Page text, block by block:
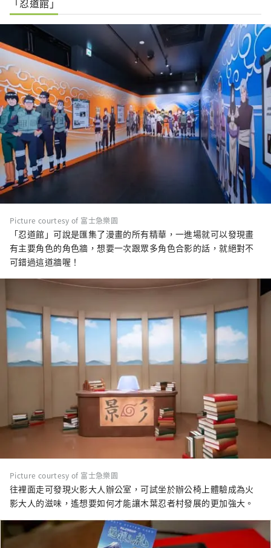
Picture courtesy of 富士急樂園
「忍道館」可說是匯集了漫畫的所有精華，一進場就可以發現畫
有主要角色的角色牆，想要一次跟眾多角色合影的話，就絕對不
可錯過這道牆喔！
Picture courtesy of 富士急樂園
往裡面走可發現火影大人辦公室，可試坐於辦公椅上體驗成為火
影大人的滋味，遙想要如何才能讓木葉忍者村發展的更加強大。